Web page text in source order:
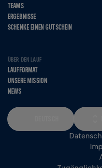
TEAMS
ERGEBNISSE
SCHENKE EINEN GUTSCHEIN
ÜBER DEN LAUF
LAUFFORMAT
UNSERE MISSION
NEWS